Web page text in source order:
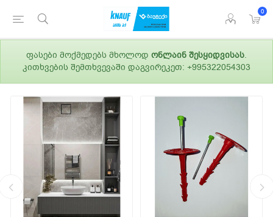
0
ფასები მოქმედებს მხოლოდ ონლაინ შესყიდვისას.
კითხვების შემთხვევაში დაგვირეკეთ: +995322054303